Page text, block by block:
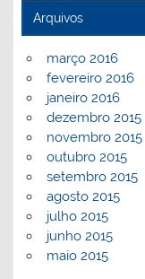
Arquivos
março 2016
fevereiro 2016
janeiro 2016
dezembro 2015
novembro 2015
outubro 2015
setembro 2015
agosto 2015
julho 2015
junho 2015
maio 2015